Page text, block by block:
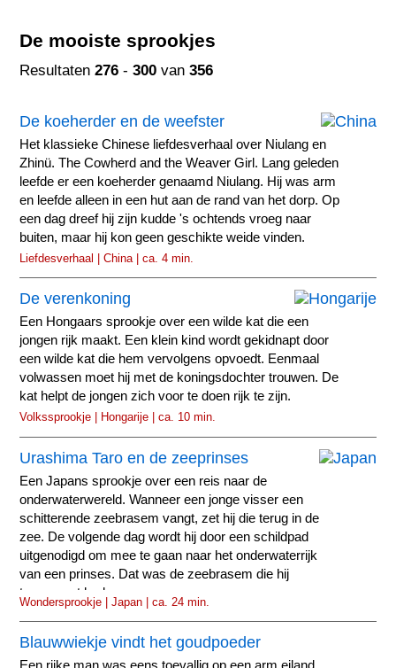
De mooiste sprookjes
Resultaten276 -300 van356
De koeherder en de weefster
Het klassieke Chinese liefdesverhaal over Niulang en
Zhinü. The Cowherd and the Weaver Girl. Lang geleden
leefde er een koeherder genaamd Niulang. Hij was arm
en leefde alleen in een hut aan de rand van het dorp. Op
een dag dreef hij zijn kudde 's ochtends vroeg naar
buiten, maar hij kon geen geschikte weide vinden.
Liefdesverhaal | China | ca. 4 min.
De verenkoning
Een Hongaars sprookje over een wilde kat die een
jongen rijk maakt. Een klein kind wordt gekidnapt door
een wilde kat die hem vervolgens opvoedt. Eenmaal
volwassen moet hij met de koningsdochter trouwen. De
kat helpt de jongen zich voor te doen rijk te zijn.
Volkssprookje | Hongarije | ca. 10 min.
Urashima Taro en de zeeprinses
Een Japans sprookje over een reis naar de
onderwaterwereld. Wanneer een jonge visser een
schitterende zeebrasem vangt, zet hij die terug in de
zee. De volgende dag wordt hij door een schildpad
uitgenodigd om mee te gaan naar het onderwaterrijk
van een prinses. Dat was de zeebrasem die hij
teruggezet had.
Wondersprookje | Japan | ca. 24 min.
Blauwwiekje vindt het goudpoeder